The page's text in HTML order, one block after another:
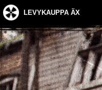
LEVYKAUPPA ÄX